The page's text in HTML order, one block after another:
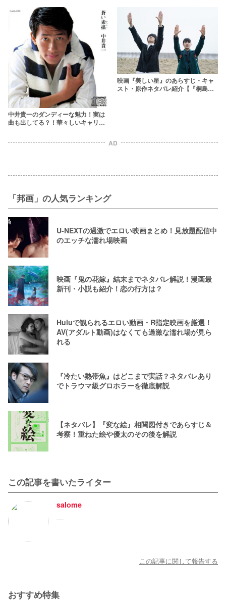
中井貴一のダンディーな魅力！実は
曲も出してる？！華々しいキャリア
映画『美しい星』のあらすじ・キャ
スト・原作ネタバレ紹介【『桐島』
AD
「邦画」の人気ランキング
U-NEXTの過激でエロい映画まとめ！見放題配信中
のエッチな濡れ場映画
映画『鬼の花嫁』結末までネタバレ解説！漫画最
新刊・小説も紹介！恋の行方は？
Huluで観られるエロい動画・R指定映画を厳選！
AV(アダルト動画)はなくても過激な濡れ場が見ら
れる
『冷たい熱帯魚』はどこまで実話？ネタバレあり
でトラウマ級グロホラーを徹底解説
【ネタバレ】『変な絵』相関図付きであらすじ＆
考察！重ねた絵や優太のその後を解説
この記事を書いたライター
salome
この記事に関して報告する
おすすめ特集